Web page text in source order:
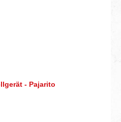
- Pajarito